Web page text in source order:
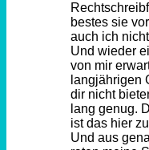
bestes sie
auch ich
Und wieder
von mir
langjährigen
dir nicht
lang genug.
ist das hier
Und aus